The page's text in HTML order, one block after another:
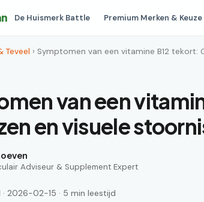
De Huismerk Battle Premium Merken & Keuze
Teveel › Symptomen van een vitamine B12 tekort:
van een
en visuele
Adviseur & Supplement Expert
· 2026-02-15 · 5 min leestijd